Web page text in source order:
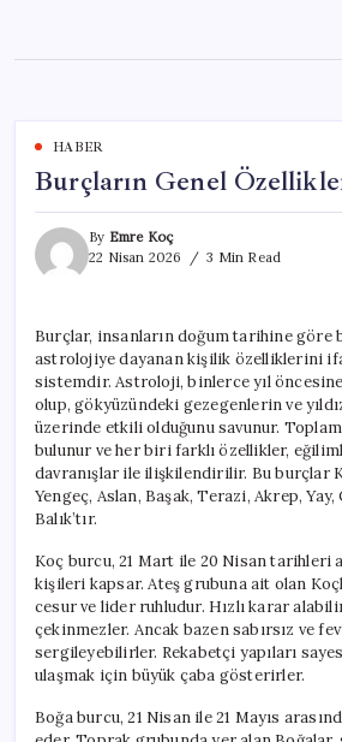
content
HABER
Burçların Genel
By Emre Koç
22 Nisan 2026
3 Min Read
Burçlar, insanların doğum tarihine göre
astrolojiye dayanan kişilik özelliklerini
sistemdir. Astroloji, binlerce yıl
olup, gökyüzündeki gezegenlerin ve
üzerinde etkili olduğunu savunur.
bulunur ve her biri farklı özellikler,
davranışlar ile ilişkilendirilir. Bu burçlar
Yengeç, Aslan, Başak, Terazi, Akrep, Yay,
Balık’tır.
Koç burcu, 21 Mart ile 20 Nisan tarihleri
kişileri kapsar. Ateş grubuna ait olan
cesur ve lider ruhludur. Hızlı karar
çekinmezler. Ancak bazen sabırsız ve
sergileyebilirler. Rekabetçi yapıları
ulaşmak için büyük çaba gösterirler.
Boğa burcu, 21 Nisan ile 21 Mayıs